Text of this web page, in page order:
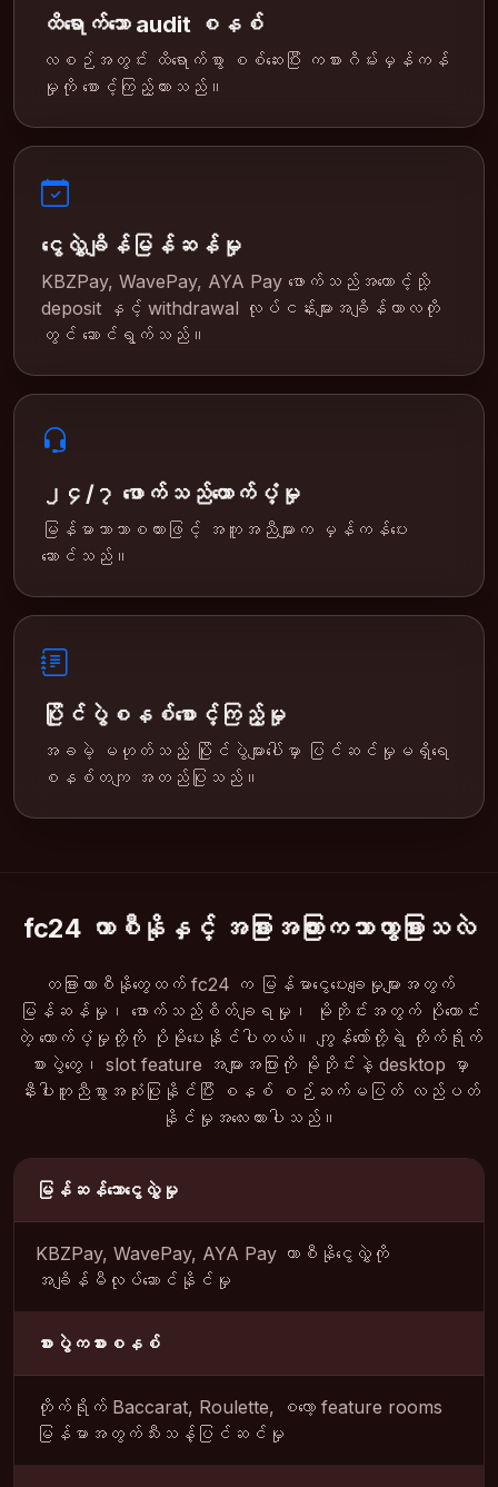
ထိရောက်သော audit စနစ်
လစဉ်အတွင်း ထိရောက်စွာ စစ်ဆေးပြီး ကစားဂိမ်းမှန်ကန်
မှုကို စောင့်ကြည့်ထားသည်။
ငွေလွှဲချိန်မြန်ဆန်မှု
KBZPay, WavePay, AYA Pay ဖောက်သည်အကောင့်သို့
deposit နှင့် withdrawal လုပ်ငန်းများအချိန်ကာလတို
တွင် ဆောင်ရွက်သည်။
၂၄/၇ ဖောက်သည်ထောက်ပံ့မှု
မြန်မာဘာသာစကားဖြင့် အကူအညီများက မှန်ကန်ပေး
ဆောင်သည်။
ပြိုင်ပွဲစနစ်စောင့်ကြည့်မှု
အခမဲ့ မဟုတ်သည့် ပြိုင်ပွဲများပေါ်မှာ ပြင်ဆင်မှုမရှိရေ
စနစ်တကျ အတည်ပြုသည်။
fc24 ကာစီနိုနှင့် အခြားအကြားကဘာကွာခြားသလဲ
တခြားကာစီနိုတွေထက် fc24 က မြန်မာငွေပေးချေမှုများအတွက်
မြန်ဆန်မှု၊ ဖောက်သည်စိတ်ချရမှု၊ မိုဘိုင်းအတွက် ပိုကောင်း
တဲ့ ထောက်ပံ့မှုတို့ကို ပိုမိုပေးနိုင်ပါတယ်။ ကျွန်တော်တို့ရဲ့ တိုက်ရိုက်
စားပွဲတွေ၊ slot feature အများအပြားကို မိုဘိုင်းနဲ့ desktop မှာ
နီးပါးတူညီစွာအသုံးပြုနိုင်ပြီး စနစ် စဉ်ဆက်မပြတ် လည်ပတ်
နိုင်မှုအလေးထားပါသည်။
မြန်ဆန်သောငွေလွှဲမှု
KBZPay, WavePay, AYA Pay ကာစီနိုငွေလွှဲကို
အချိန်မီလုပ်ဆောင်နိုင်မှု
စားပွဲကစားစနစ်
တိုက်ရိုက် Baccarat, Roulette, စလော့ feature rooms
မြန်မာအတွက်သီးသန့်ပြင်ဆင်မှု